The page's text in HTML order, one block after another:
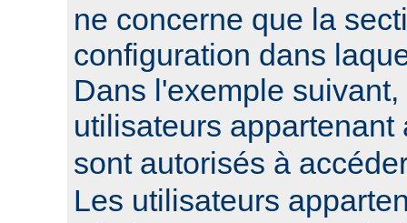
ne concerne que la
configuration dans
Dans l'exemple
utilisateurs
sont autorisés à
Les utilisateurs